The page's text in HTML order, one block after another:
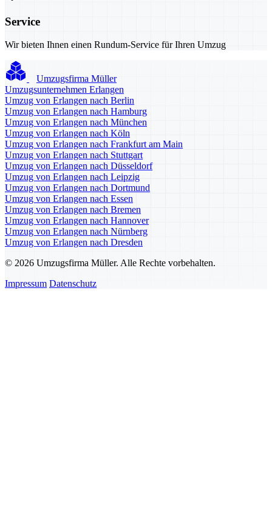
Service
Wir bieten Ihnen einen Rundum-Service für Ihren Umzug
Umzugsfirma Müller
Umzugsunternehmen Erlangen
Umzug von Erlangen nach Berlin
Umzug von Erlangen nach Hamburg
Umzug von Erlangen nach München
Umzug von Erlangen nach Köln
Umzug von Erlangen nach Frankfurt am Main
Umzug von Erlangen nach Stuttgart
Umzug von Erlangen nach Düsseldorf
Umzug von Erlangen nach Leipzig
Umzug von Erlangen nach Dortmund
Umzug von Erlangen nach Essen
Umzug von Erlangen nach Bremen
Umzug von Erlangen nach Hannover
Umzug von Erlangen nach Nürnberg
Umzug von Erlangen nach Dresden
© 2026 Umzugsfirma Müller. Alle Rechte vorbehalten.
Impressum Datenschutz